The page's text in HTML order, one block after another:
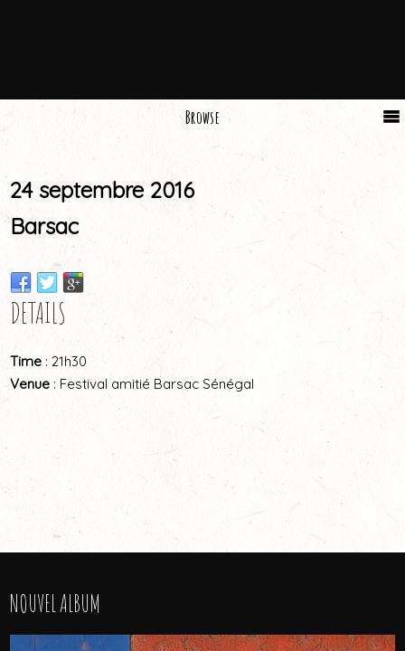
Browse
24 septembre 2016
Barsac
DETAILS
Time : 21h30
Venue : Festival amitié Barsac Sénégal
NOUVEL ALBUM